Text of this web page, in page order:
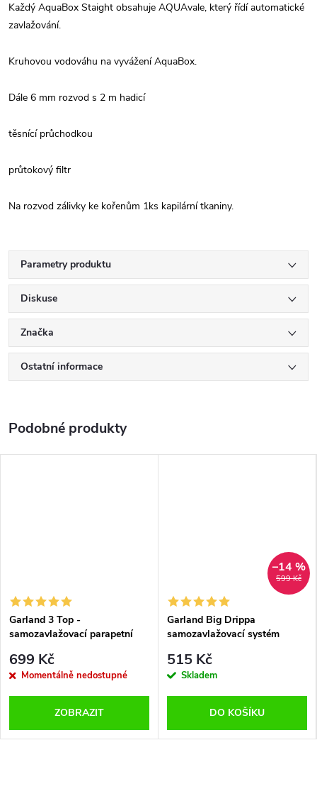
Každý AquaBox Staight obsahuje AQUAvale, který řídí automatické
zavlažování.
Kruhovou vodováhu na vyvážení AquaBox.
Dále 6 mm rozvod s 2 m hadicí
těsnící průchodkou
průtokový filtr
Na rozvod zálivky ke kořenům 1ks kapilární tkaniny.
Parametry produktu
Diskuse
Značka
Ostatní informace
Garland 3 Top -
samozavlažovací parapetní
699 Kč
Momentálně nedostupné
ZOBRAZIT
599 Kč
–14 %
Garland Big Drippa
samozavlažovací systém
515 Kč
Skladem
DO KOŠÍKU